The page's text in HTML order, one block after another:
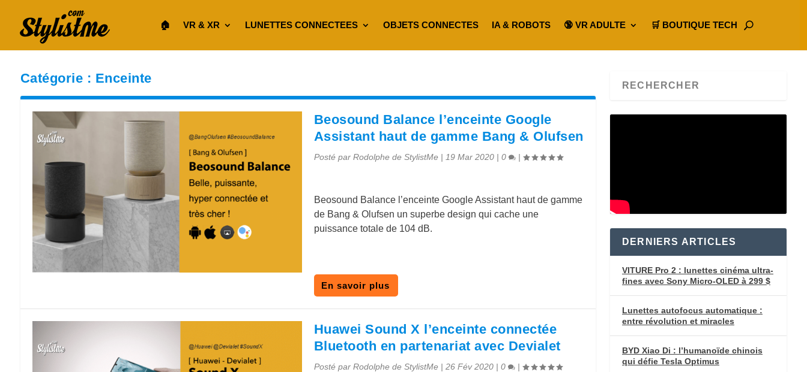
🏠︎ VR & XR LUNETTES CONNECTEES OBJETS CONNECTES IA & ROBOTS 🔞 VR ADULTE 🛒 BOUTIQUE TECH
Catégorie : Enceinte
Beosound Balance l’enceinte Google
Assistant haut de gamme Bang & Olufsen
Posté par Rodolphe de StylistMe| 19 Mar 2020| 0 |
Beosound Balance l’enceinte Google Assistant haut de gamme
de Bang & Olufsen un superbe design qui cache une
puissance totale de 104 dB.
En savoir plus
Huawei Sound X l’enceinte connectée
Bluetooth en partenariat avec Devialet
Posté par Rodolphe de StylistMe| 26 Fév 2020| 0 |
DERNIERS ARTICLES
VITURE Pro 2 : lunettes cinéma ultra-
fines avec Sony Micro-OLED à 299 $
Lunettes autofocus automatique :
entre révolution et miracles
BYD Xiao Di : l’humanoïde chinois
qui défie Tesla Optimus